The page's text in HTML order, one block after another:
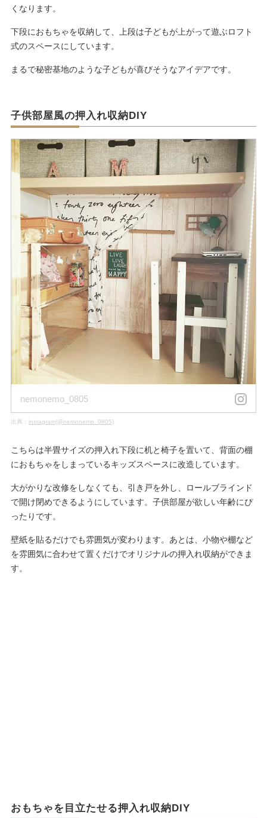
くなります。
下段におもちゃを収納して、上段は子どもが上がって遊ぶロフト
式のスペースにしています。
まるで秘密基地のような子どもが喜びそうなアイデアです。
子供部屋風の押入れ収納DIY
nemonemo_0805
出典： instagram(@nemonemo_0805)
こちらは半畳サイズの押入れ下段に机と椅子を置いて、背面の棚
におもちゃをしまっているキッズスペースに改造しています。
大がかりな改修をしなくても、引き戸を外し、ロールブラインド
で開け閉めできるようにしています。子供部屋が欲しい年齢にぴ
ったりです。
壁紙を貼るだけでも雰囲気が変わります。あとは、小物や棚など
を雰囲気に合わせて置くだけでオリジナルの押入れ収納ができま
す。
おもちゃを目立たせる押入れ収納DIY